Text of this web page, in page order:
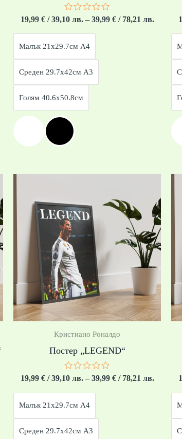
Оценено
0
5
19,99 €/ 39,10 лв. – 39,99 €/ 78,21 лв.
Малък 21x29.7см А4
Среден 29.7x42см А3
Голям 40.6x50.8см
19,99 €
лв.
€
лв.
Кристиано Роналдо
Постер „LEGEND“
Оценено
0
5
19,99 €/ 39,10 лв. – 39,99 €/ 78,21 лв.
19,99 €
/
39,10 лв.
through
39,99 €
78,21 лв.
Малък 21x29.7см А4
Среден 29.7x42см А3